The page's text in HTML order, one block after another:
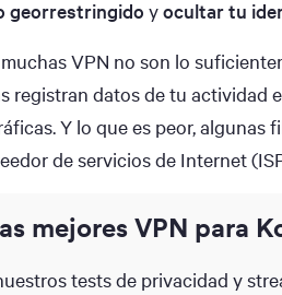
georrestringido yocultar tu
VPN no son lo
registran datos de tu actividad
Y lo que es peor,
de servicios de Internet
mejores VPN para
tests de privacidad y